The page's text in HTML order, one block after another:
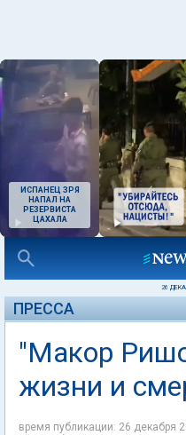
ИСПАНЕЦ ЗРЯ
НАПАЛ НА
РЕЗЕРВИСТА
ЦАХАЛА
26
ПРЕССА
"Макор
жизни и
время публикации: 26 декабря